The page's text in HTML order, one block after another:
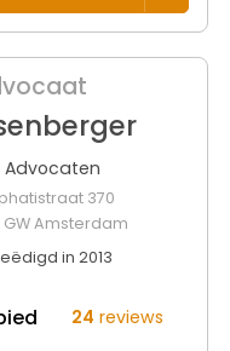
Advocaten
370
GW Amsterdam
in 2013
24 reviews